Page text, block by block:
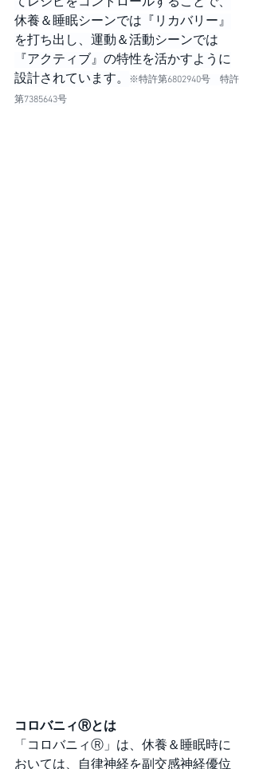
休養＆睡眠シーンでは『リカバリー』
を打ち出し、運動＆活動シーンでは
『アクティブ』の特性を活かすように
設計されています。
※特許第6802940号　特許
第7385643号
コロバニィⓇとは
「コロバニィⓇ」は、休養＆睡眠時に
おいては、自律神経を副交感神経優位